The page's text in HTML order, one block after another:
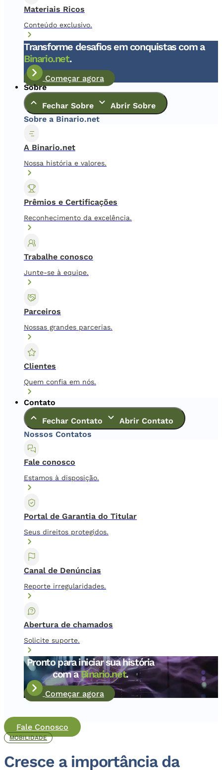
Materiais Ricos
Conteúdo exclusivo.
Transforme desafios em conquistas com a
Binario.net.
Começar agora
Sobre
Fechar Sobre
Abrir Sobre
Sobre a Binario.net
A Binario.net
Nossa história e valores.
Prêmios e Certificações
Reconhecimento da excelência.
Trabalhe conosco
Junte-se à equipe.
Parceiros
Nossas grandes parcerias.
Clientes
Quem confia em nós.
Contato
Fechar Contato
Abrir Contato
Nossos Contatos
Fale conosco
Estamos à disposição.
Portal de Garantia do Titular
Seus direitos protegidos.
Canal de Denúncias
Reporte irregularidades.
Abertura de chamados
Solicite suporte.
Pronto para iniciar sua história
com aBinario.net.
Começar agora
Fale Conosco
MOBILIDADE
Cresce a importância da